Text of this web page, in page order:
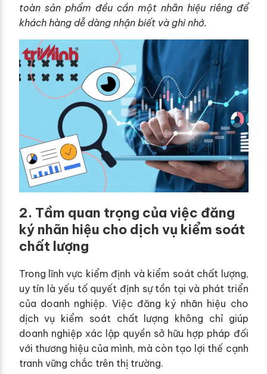
toàn sản phẩm đều cần một nhãn hiệu riêng để
khách hàng dễ dàng nhận biết và ghi nhớ.
2. Tầm quan trọng của việc đăng
ký nhãn hiệu cho dịch vụ kiểm soát
chất lượng
Trong lĩnh vực kiểm định và kiểm soát chất lượng,
uy tín là yếu tố quyết định sự tồn tại và phát triển
của doanh nghiệp. Việc đăng ký nhãn hiệu cho
dịch vụ kiểm soát chất lượng không chỉ giúp
doanh nghiệp xác lập quyền sở hữu hợp pháp đối
với thương hiệu của mình, mà còn tạo lợi thế cạnh
tranh vững chắc trên thị trường.